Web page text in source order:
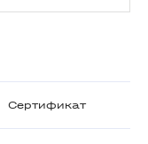
Сертификат